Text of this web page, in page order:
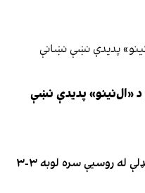
«ال‌نینو» پدیدې نښې
د افغانستان فوټسال ملي لوبډلې له روسیې سره لوبه ۳-۳